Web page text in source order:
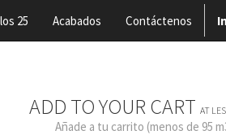
25 Acabados Contáctenos
ADD TO YOUR CART AT
Añade a tu carrito (menos de 95